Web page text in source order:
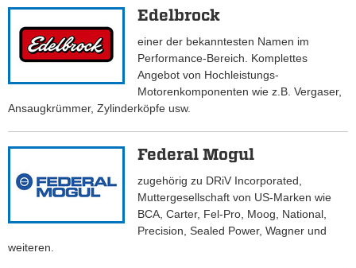
Edelbrock
einer der bekanntesten Namen im
Performance-Bereich. Komplettes
Angebot von Hochleistungs-
Motorenkomponenten wie z.B. Vergaser,
Ansaugkrümmer, Zylinderköpfe usw.
Federal Mogul
zugehörig zu DRiV Incorporated,
Muttergesellschaft von US-Marken wie
BCA, Carter, Fel-Pro, Moog, National,
Precision, Sealed Power, Wagner und
weiteren.